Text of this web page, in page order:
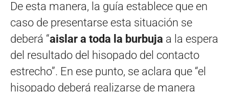
De esta manera, la guía establece que en
caso de presentarse esta situación se
deberá “aislar a toda la burbuja a la espera
del resultado del hisopado del contacto
estrecho”. En ese punto, se aclara que “el
hisopado deberá realizarse de manera